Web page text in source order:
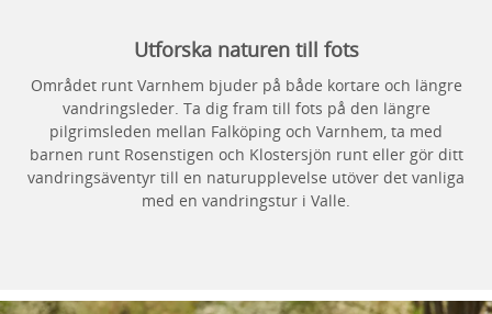
Utforska naturen till fots
Området runt Varnhem bjuder på både kortare och längre
vandringsleder. Ta dig fram till fots på den längre
pilgrimsleden mellan Falköping och Varnhem, ta med
barnen runt Rosenstigen och Klostersjön runt eller gör ditt
vandringsäventyr till en naturupplevelse utöver det vanliga
med en vandringstur i Valle.